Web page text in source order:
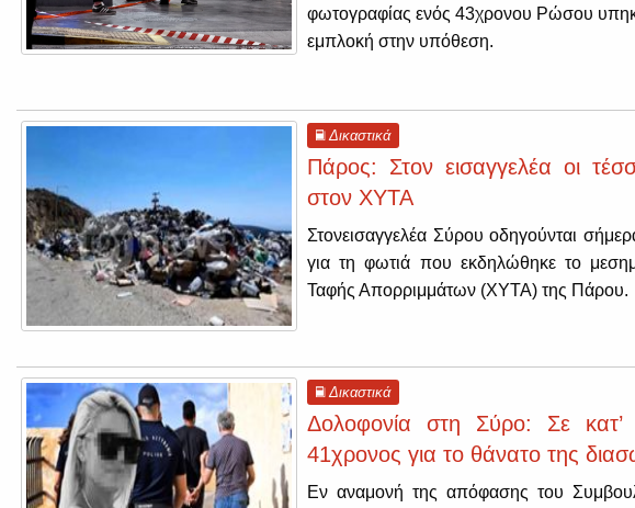
φωτογραφίας ενός 43χρονου Ρώσου
εμπλοκή στην υπόθεση.
Δικαστικά
Πάρος: Στον εισαγγελέα οι
στον ΧΥΤΑ
Στονεισαγγελέα Σύρου οδηγούνται
για τη φωτιά που εκδηλώθηκε το
Ταφής Απορριμμάτων (ΧΥΤΑ) της Πάρου.
Δικαστικά
Δολοφονία στη Σύρο: Σε κατ’
41χρονος για το θάνατο της
Εν αναμονή της απόφασης του